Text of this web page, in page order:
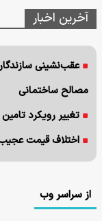
آخرین اخبار
مصالح ساختمانی
تغییر رویکرد
اختلاف قیمت عجیب
از سراسر وب